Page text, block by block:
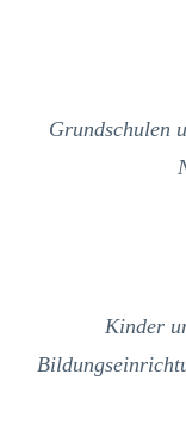
Grundschulen
Kinder